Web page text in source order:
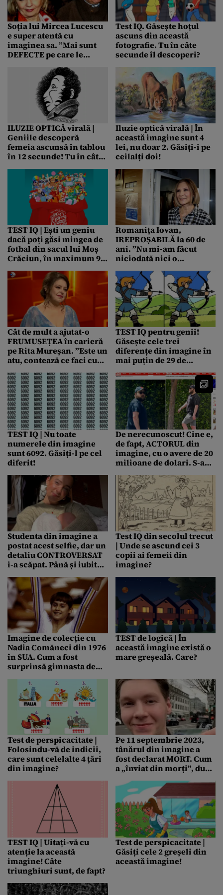
Soția lui Mircea Lucescu
e super atentă cu
imaginea sa. ”Mai sunt
DEFECTE pe care le
Test IQ. Găsește hoțul
ascuns din această
fotografie. Tu în câte
secunde îl descoperi?
ILUZIE OPTICĂ virală |
Geniile descoperă
femeia ascunsă în tablou
în 12 secunde! Tu în cât
Iluzie optică virală | În
această imagine sunt 4
lei, nu doar 2. Găsiți-i pe
ceilalți doi!
TEST IQ | Ești un geniu
dacă poți găsi mingea de
fotbal din sacul lui Moș
Crăciun, în maximum 9
Romanița Iovan,
IREPROȘABILĂ la 60 de
ani. ”Nu mi-am făcut
niciodată nici o
fel”
Cât de mult a ajutat-o
FRUMUSEȚEA în carieră
pe Rita Mureșan. ”Este un
atu, contează ce faci cu
ea”
TEST IQ pentru genii!
Găsește cele trei
diferențe din imagine în
mai puțin de 29 de
secunde!
TEST IQ | Nu toate
numerele din imagine
sunt 6092. Găsiți-l pe cel
diferit!
De nerecunoscut! Cine e,
de fapt, ACTORUL din
imagine, cu o avere de 20
milioane de dolari. S-a
într-un celebru serial
Studenta din imagine a
postat acest selfie, dar un
detaliu CONTROVERSAT
i-a scăpat. Până și iubitul
Test IQ din secolul trecut
| Unde se ascund cei 3
copii ai femeii din
imagine?
Imagine de colecție cu
Nadia Comăneci din 1976
în SUA. Cum a fost
surprinsă gimnasta de
Garden?
TEST de logică | În
această imagine există o
mare greșeală. Care?
Test de perspicacitate |
Folosindu-vă de indicii,
care sunt celelalte 4 țări
din imagine?
Pe 11 septembrie 2023,
tânărul din imagine a
fost declarat MORT. Cum
a „înviat din morți”, după
TEST IQ | Uitați-vă cu
atenție la această
imagine! Câte
triunghiuri sunt, de fapt?
Test de perspicacitate |
Găsiți cele 2 greșeli din
această imagine!